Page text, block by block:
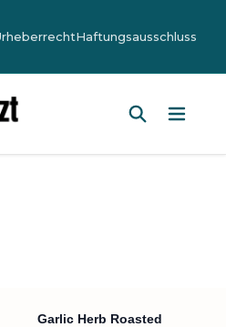
Haftungsausschluss
Garlic Herb Roasted